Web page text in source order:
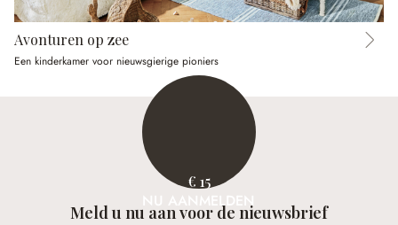
Avonturen op zee
Een kinderkamer voor nieuwsgierige pioniers
€ 15
NU AANMELDEN
Meld u nu aan voor de nieuwsbrief